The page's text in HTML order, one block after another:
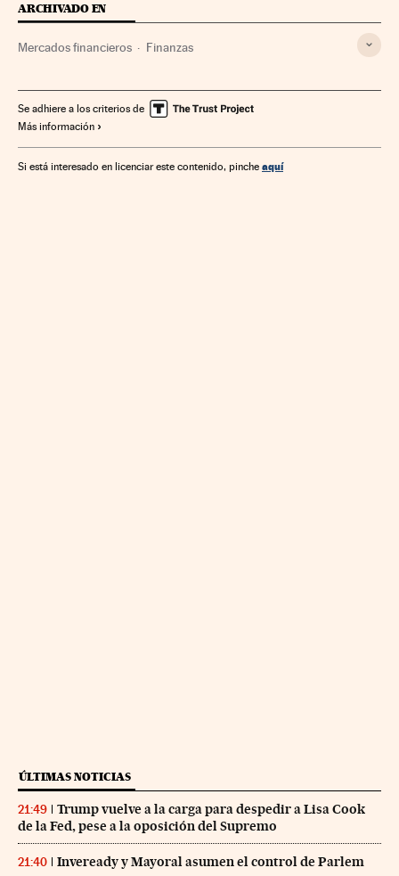
ARCHIVADO EN
Mercados financieros Finanzas
Se adhiere a los criterios de
Más información
Si está interesado en licenciar este contenido, pinche aquí
ÚLTIMAS NOTICIAS
21:49
Trump vuelve a la carga para despedir a Lisa Cook
de la Fed, pese a la oposición del Supremo
21:40 Inveready y Mayoral asumen el control de Parlem